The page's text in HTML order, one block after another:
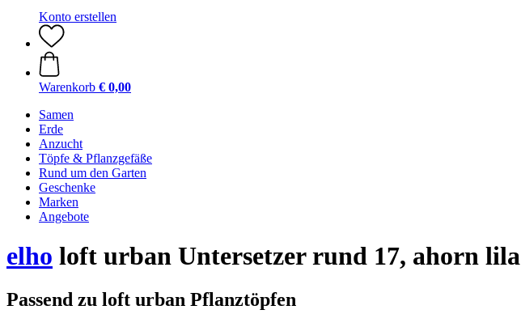
Konto erstellen
Warenkorb € 0,00
Samen
Erde
Anzucht
Töpfe & Pflanzgefäße
Rund um den Garten
Geschenke
Marken
Angebote
elho loft urban Untersetzer rund 17, ahorn lila
Passend zu loft urban Pflanztöpfen